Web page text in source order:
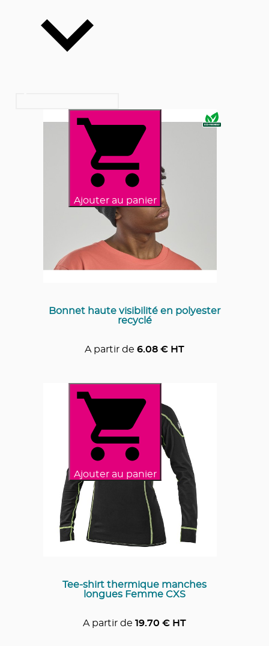
Ajouter au panier
Bonnet haute visibilité en polyester
recyclé
A partir de 6.08 € HT
Ajouter au panier
Tee-shirt thermique manches
longues Femme CXS
A partir de 19.70 € HT